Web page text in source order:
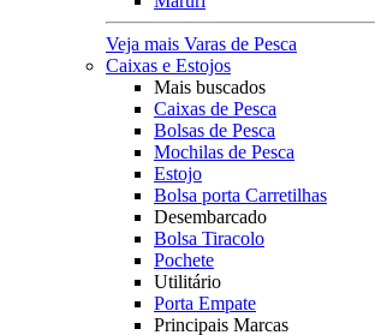
Veja mais Varas de Pesca
Caixas e Estojos
Mais buscados
Caixas de Pesca
Bolsas de Pesca
Mochilas de Pesca
Estojo
Bolsa porta Carretilhas
Desembarcado
Bolsa Tiracolo
Pochete
Utilitário
Porta Empate
Principais Marcas